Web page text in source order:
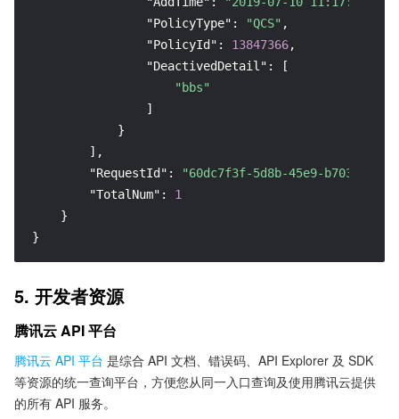
"PolicyType" : "QCS" ,
"PolicyId" : 13847366,
"DeactivedDetail" :
[
"bbs"
]
}
] ,
"RequestId" :
"60dc7f3f-5d8b-45e9-b703-
"TotalNum" :
1
}
}
5. 开发者资源
腾讯云 API 平台
腾讯云 API 平台 是综合 API 文档、错误码、API Explorer 及 SDK
等资源的统一查询平台，方便您从同一入口查询及使用腾讯云提供
的所有 API 服务。